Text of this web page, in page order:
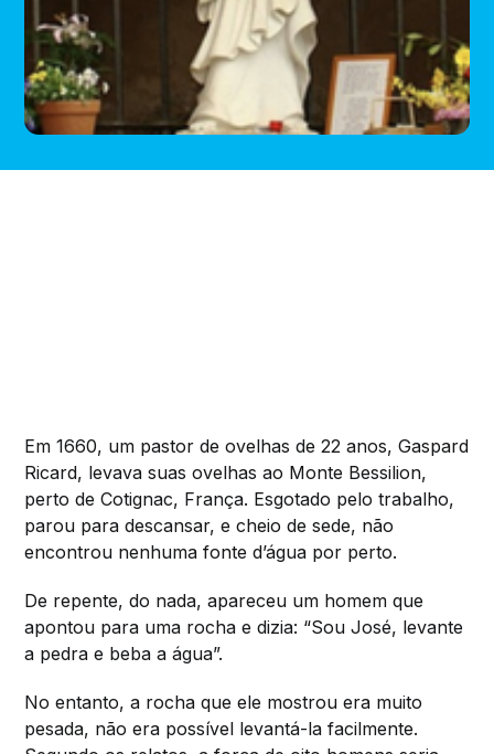
Em 1660, um pastor de ovelhas de 22 anos, Gaspard
Ricard, levava suas ovelhas ao Monte Bessilion,
perto de Cotignac, França. Esgotado pelo trabalho,
parou para descansar, e cheio de sede, não
encontrou nenhuma fonte d’água por perto.
De repente, do nada, apareceu um homem que
apontou para uma rocha e dizia: “Sou José, levante
a pedra e beba a água”.
No entanto, a rocha que ele mostrou era muito
pesada, não era possível levantá-la facilmente.